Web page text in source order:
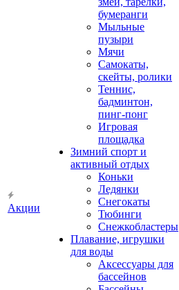
Акции
бумеранги
Мыльные
пузыри
Мячи
Самокаты,
скейты, ролики
Теннис,
бадминтон,
пинг-понг
Игровая
площадка
Зимний спорт и
активный отдых
Коньки
Ледянки
Снегокаты
Тюбинги
Снежкобластеры
Плавание, игрушки
для воды
Аксессуары для
бассейнов